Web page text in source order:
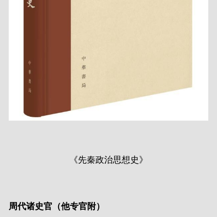
《先秦政治思想史》
周代诸史官（他专官附）